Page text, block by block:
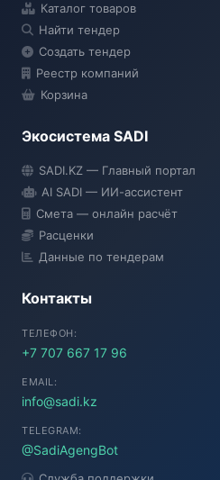
Каталог товаров
Найти тендер
Создать тендер
Реестр компаний
Корзина
Экосистема SADI
SADI.KZ — Главный портал
AI SADI — ИИ-ассистент
Смета — онлайн расчёт
Расценки
Данные по тендерам
Контакты
ТЕЛЕФОН:
+7 707 667 17 96
EMAIL:
info@sadi.kz
TELEGRAM:
@SadiAgengBot
● Подключение...